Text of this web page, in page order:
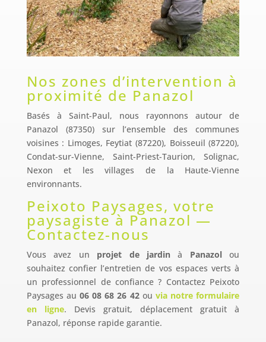
Nos zones d’intervention à
proximité de Panazol
Basés à Saint-Paul, nous rayonnons autour de
Panazol (87350) sur l’ensemble des communes
voisines : Limoges, Feytiat (87220), Boisseuil (87220),
Condat-sur-Vienne, Saint-Priest-Taurion, Solignac,
Nexon et les villages de la Haute-Vienne
environnants.
Peixoto Paysages, votre
paysagiste à Panazol —
Contactez-nous
Vous avez un projet de jardin à Panazolou
souhaitez confier l’entretien de vos espaces verts à
un professionnel de confiance ? Contactez Peixoto
Paysages au06 08 68 26 42ou via notre formulaire
en ligne. Devis gratuit, déplacement gratuit à
Panazol, réponse rapide garantie.